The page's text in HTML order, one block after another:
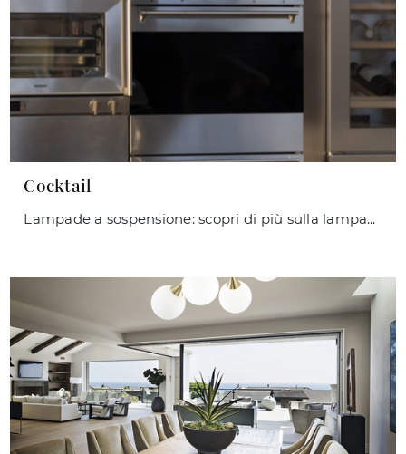
Cocktail
Lampade a sospensione: scopri di più sulla lampada Cocktail in vetro che ti consigliamo.